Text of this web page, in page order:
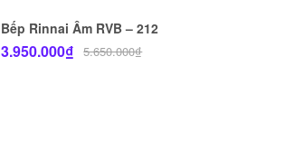
Bếp Rinnai Âm RVB – 212
5.650.000₫
3.950.000₫